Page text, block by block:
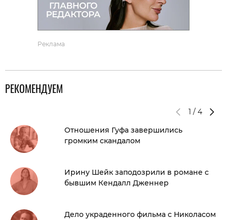
Реклама
РЕКОМЕНДУЕМ
1 / 4
Отношения Гуфа завершились
громким скандалом
Ирину Шейк заподозрили в романе с
бывшим Кендалл Дженнер
Дело украденного фильма с Николасом